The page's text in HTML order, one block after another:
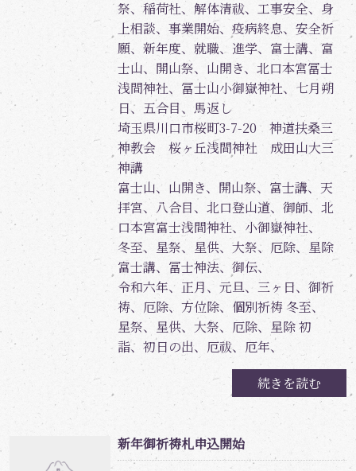
祭、稲荷社、解体清祓、工事安全、身
上相談、事業開始、疫病終息、安全祈
願、新年度、就職、進学、富士講、富
士山、開山祭、山開き、北口本宮冨士
浅間神社、冨士山小御嶽神社、七月朔
日、五合目、馬返し
埼玉県川口市桜町3-7-20 神道扶桑三
神教会 桜ヶ丘浅間神社 成田山大三
神講
富士山、山開き、開山祭、富士講、天
拝宮、八合目、北口登山道、御師、北
口本宮富士浅間神社、小御嶽神社、
冬至、星祭、星供、大祭、厄除、星除
富士講、冨士神法、御伝、
令和六年、正月、元旦、三ヶ日、御祈
祷、厄除、方位除、個別祈祷 冬至、
星祭、星供、大祭、厄除、星除 初
詣、初日の出、厄祓、厄年、
続きを読む
新年御祈祷札申込開始